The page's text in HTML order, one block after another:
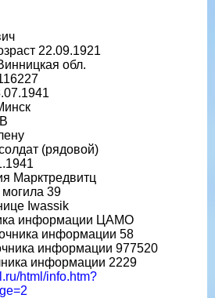
22.09.1921
обл.
(рядовой)
Марктредвитц
могила 39
Iwassik
информации ЦАМО
информации 58
информации 977520
информации 2229
html/info.htm?